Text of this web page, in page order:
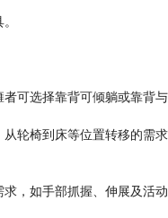
可选择靠背可倾躺或靠背
轮椅到床等位置转移的需
，如手部抓握、伸展及活